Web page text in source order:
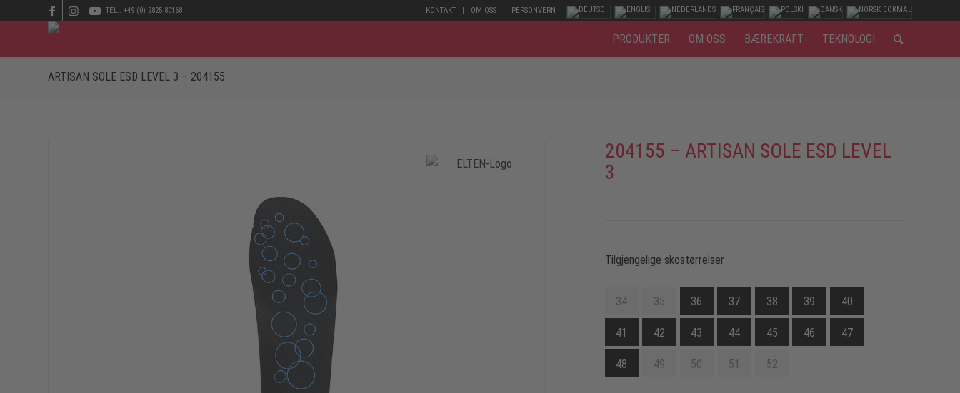
KONTAKT OM OSS PERSONVERN
TEL.: +49 (0) 2825 80168
PRODUKTER OM OSS BÆREKRAFT TEKNOLOGI
ARTISAN SOLE ESD LEVEL 3 – 204155
204155 – ARTISAN SOLE ESD LEVEL
3
Tilgjengelige skostørrelser
34 35 36 37 38 39 40
41 42 43 44 45 46 47
48 49 50 51 52